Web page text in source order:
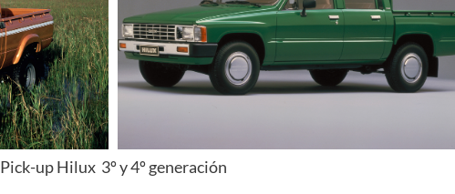
Pick-up Hilux 3º y 4º generación